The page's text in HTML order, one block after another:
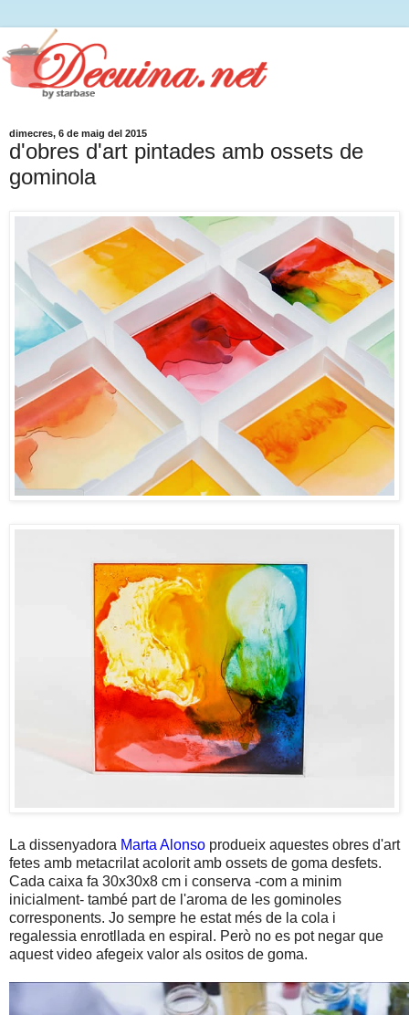
dimecres, 6 de maig del 2015
d'obres d'art pintades amb ossets de
gominola
La dissenyadora Marta Alonso produeix aquestes obres d'art
fetes amb metacrilat acolorit amb ossets de goma desfets.
Cada caixa fa 30x30x8 cm i conserva -com a minim
inicialment- també part de l'aroma de les gominoles
corresponents. Jo sempre he estat més de la cola i
regalessia enrotllada en espiral. Però no es pot negar que
aquest video afegeix valor als ositos de goma.